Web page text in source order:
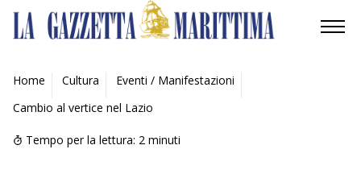
AMBIENTE
MOBILITÀ
INDUSTRIA
Home Cultura
Eventi / Manifestazioni
Cambio al vertice nel Lazio
Tempo per la lettura: 2 minuti